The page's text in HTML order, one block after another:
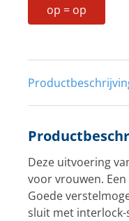
op = op
Deze uitvoering
voor vrouwen.
Goede
sluit met